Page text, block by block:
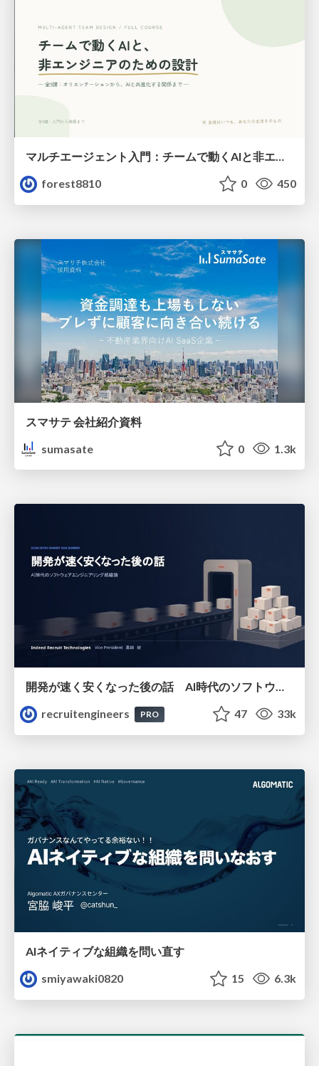
マルチエージェント入門：チームで動くAIと非エンジニアのための設計（Claude Code）
forest8810
0 450
スマサテ 会社紹介資料
sumasate
0 1.3k
開発が速く安くなった後の話 AI時代のソフトウェアエンジニアリング組織論 #devsumi
recruitengineers
PRO 47 33k
AIネイティブな組織を問い直す
smiyawaki0820
15 6.3k